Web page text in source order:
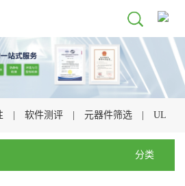
| 软件测评 | 元器件筛选 | UL
分类